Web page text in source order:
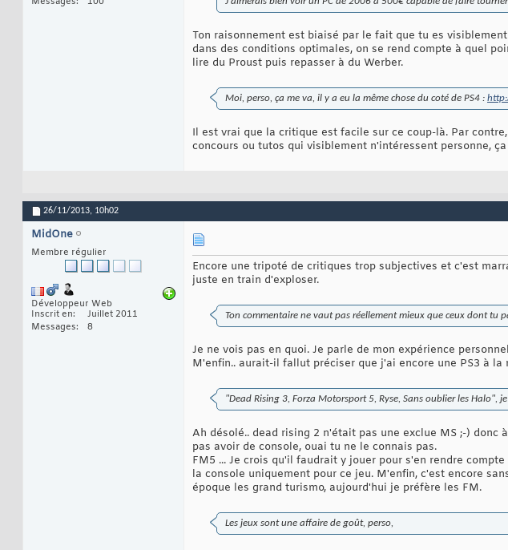
Ton raisonnement est biaisé par le fait que tu es
dans des conditions optimales, on se rend compte à quel
lire du Proust puis repasser à du Werber.
Moi, perso, ça me va, il y a eu la même chose du coté de PS4 :
Il est vrai que la critique est facile sur ce coup-là. Par
concours ou tutos qui visiblement n'intéressent personne,
26/11/2013, 10h02
MidOne
Membre régulier
Développeur Web
Inscrit en
Juillet 2011
Messages
8
Encore une tripoté de critiques trop subjectives et c'est
juste en train d'exploser.
Ton commentaire ne vaut pas réellement mieux que ceux dont tu
Je ne vois pas en quoi. Je parle de mon expérience
M'enfin.. aurait-il fallut préciser que j'ai encore une PS3 à la
"Dead Rising 3, Forza Motorsport 5, Ryse, Sans oublier les Halo",
Ah désolé.. dead rising 2 n'était pas une exclue MS ;-)
pas avoir de console, ouai tu ne le connais pas.
FM5 ... Je crois qu'il faudrait y jouer pour s'en rendre
la console uniquement pour ce jeu. M'enfin, c'est encore
époque les grand turismo, aujourd'hui je préfère les FM.
Les jeux sont une affaire de goût, perso,